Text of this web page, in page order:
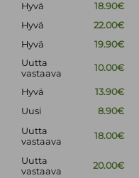
Hyvä
18.90€
Hyvä
22.00€
Hyvä 19.90€
Uutta
vastaava
10.00€
Hyvä
13.90€
Uusi
8.90€
Uutta
vastaava
18.00€
Uutta
vastaava
20.00€